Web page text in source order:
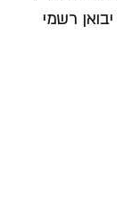
יבואן רשמי